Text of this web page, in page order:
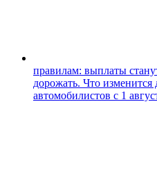
правилам: выплаты
дорожать. Что изменится
автомобилистов с 1